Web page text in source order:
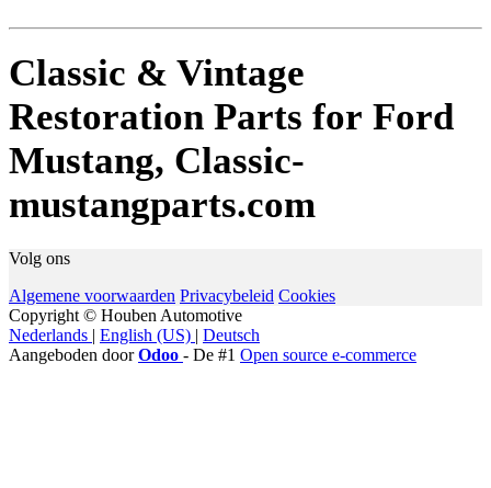
Classic & Vintage
Restoration Parts for Ford
Mustang, Classic-
mustangparts.com
Volg ons
Algemene voorwaarden Privacybeleid Cookies
Copyright © Houben Automotive
Nederlands | English (US) | Deutsch
Aangeboden doorOdoo - De #1 Open source e-commerce